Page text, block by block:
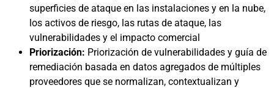
superficies de ataque en las instalaciones y en la nube,
los activos de riesgo, las rutas de ataque, las
vulnerabilidades y el impacto comercial
Priorización: Priorización de vulnerabilidades y guía de
remediación basada en datos agregados de múltiples
proveedores que se normalizan, contextualizan y